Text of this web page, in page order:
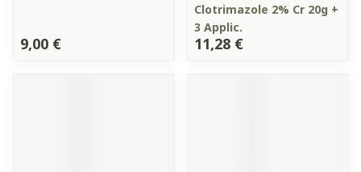
9,00 €
Clotrimazole 2% Cr 20g +
3 Applic.
11,28 €